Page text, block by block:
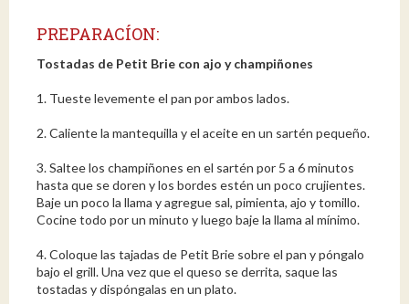
PREPARACÍON:
Tostadas de Petit Brie con ajo y champiñones
1. Tueste levemente el pan por ambos lados.
2. Caliente la mantequilla y el aceite en un sartén pequeño.
3. Saltee los champiñones en el sartén por 5 a 6 minutos
hasta que se doren y los bordes estén un poco crujientes.
Baje un poco la llama y agregue sal, pimienta, ajo y tomillo.
Cocine todo por un minuto y luego baje la llama al mínimo.
4. Coloque las tajadas de Petit Brie sobre el pan y póngalo
bajo el grill. Una vez que el queso se derrita, saque las
tostadas y dispóngalas en un plato.